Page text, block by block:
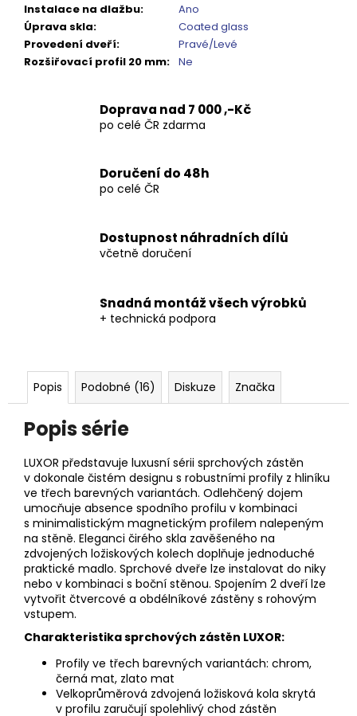
Instalace na dlažbu:
Ano
Úprava skla:
Coated glass
Provedení dveří:
Pravé/Levé
Rozšiřovací profil 20 mm: Ne
Doprava nad 7 000 ,-Kč
po celé ČR zdarma
Doručení do 48h
po celé ČR
Dostupnost náhradních dílů
včetně doručení
Snadná montáž všech výrobků
+ technická podpora
Popis Podobné (16) Diskuze Značka
Popis série
LUXOR představuje luxusní sérii sprchových zástěn
v dokonale čistém designu s robustními profily z hliníku
ve třech barevných variantách. Odlehčený dojem
umocňuje absence spodního profilu v kombinaci
s minimalistickým magnetickým profilem nalepeným
na stěně. Eleganci čirého skla zavěšeného na
zdvojených ložiskových kolech doplňuje jednoduché
praktické madlo. Sprchové dveře lze instalovat do niky
nebo v kombinaci s boční stěnou. Spojením 2 dveří lze
vytvořit čtvercové a obdélníkové zástěny s rohovým
vstupem.
Charakteristika sprchových zástěn LUXOR:
Profily ve třech barevných variantách: chrom,
černá mat, zlato mat
Velkoprůměrová zdvojená ložisková kola skrytá
v profilu zaručují spolehlivý chod zástěn